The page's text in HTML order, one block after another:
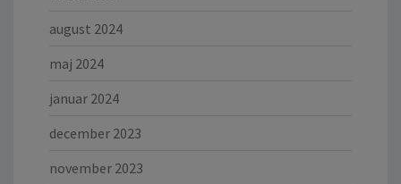
august 2024
maj 2024
januar 2024
december 2023
november 2023